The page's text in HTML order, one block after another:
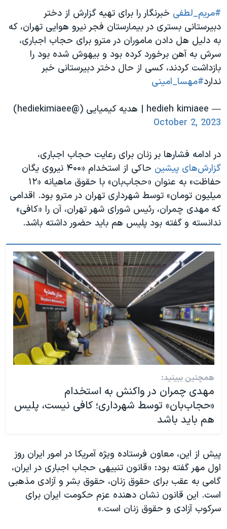
#مریم_لطفی خبرنگار را برای تهیه گزارش از دختر
دبیرستانی بستری در بیمارستان فجر نیرو هوایی‌ تهران، که
به دلیل هل دادن ماموران در مترو برای حجاب اجباری،
سرش به آهن برخورد کرده بود و بیهوش شده بود را
بازداشت کردند، کسی از حال دختر دبیرستانی خبر
ندارد#مهسا_امينى
— hedieh kimiaee | هدیه کیمیایی (@hediekimiaee)
October 2, 2023
در ادامه فشارها بر زنان برای رعایت حجاب اجباری،
گزارش‌های پیشین
حاکی از استخدام «۴۰۰ نیروی یگان
حفاظت» به عنوان «حجاب‌بان» با حقوق ماهیانه «۱۲
میلیون تومان» توسط شهرداری تهران در مترو بود. اقدامی
که مهدی چمران، رئیس شورای شهر تهران، آن را «کافی»
ندانسته و گفته بود پلیس هم باید حضور داشته باشد.
همچنین ببینید:
مهدی چمران در واکنش به استخدام
«حجاب‌بان» توسط شهرداری؛ کافی نیست، پلیس
هم باید باشد
پیش از این، معاون فرستاده ویژه آمریکا در امور ایران روز
اول مهر گفته بود: «قانون تنبیهی حجاب اجباری در ایران،
گامی به عقب برای حقوق زنان، حقوق بشر و آزادی مذهبی
است. این قانون نشان دهنده عزم حکومت ایران برای
سرکوب آزادی و حقوق زنان است.»